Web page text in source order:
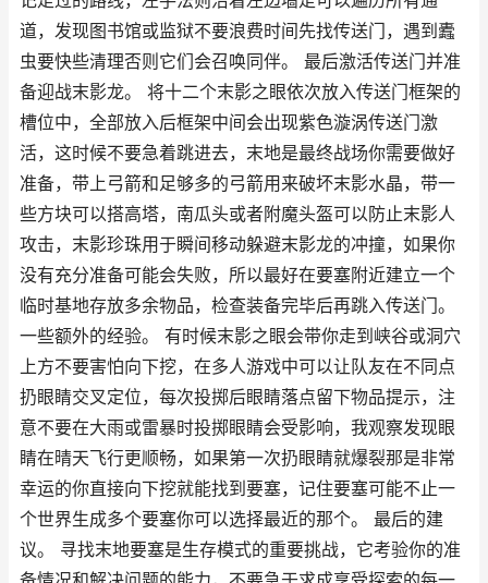
道，发现图书馆或监狱不要浪费时间先找传送门，遇到蠹
虫要快些清理否则它们会召唤同伴。 最后激活传送门并准
备迎战末影龙。 将十二个末影之眼依次放入传送门框架的
槽位中，全部放入后框架中间会出现紫色漩涡传送门激
活，这时候不要急着跳进去，末地是最终战场你需要做好
准备，带上弓箭和足够多的弓箭用来破坏末影水晶，带一
些方块可以搭高塔，南瓜头或者附魔头盔可以防止末影人
攻击，末影珍珠用于瞬间移动躲避末影龙的冲撞，如果你
没有充分准备可能会失败，所以最好在要塞附近建立一个
临时基地存放多余物品，检查装备完毕后再跳入传送门。
一些额外的经验。 有时候末影之眼会带你走到峡谷或洞穴
上方不要害怕向下挖，在多人游戏中可以让队友在不同点
扔眼睛交叉定位，每次投掷后眼睛落点留下物品提示，注
意不要在大雨或雷暴时投掷眼睛会受影响，我观察发现眼
睛在晴天飞行更顺畅，如果第一次扔眼睛就爆裂那是非常
幸运的你直接向下挖就能找到要塞，记住要塞可能不止一
个世界生成多个要塞你可以选择最近的那个。 最后的建
议。 寻找末地要塞是生存模式的重要挑战，它考验你的准